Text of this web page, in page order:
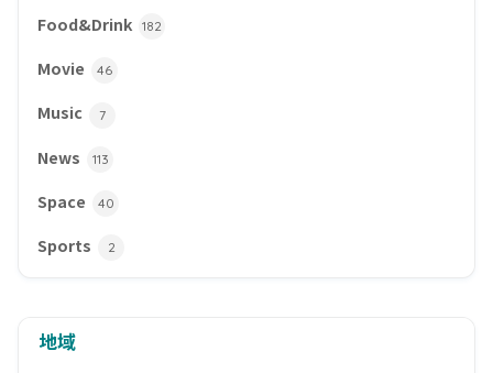
Food&Drink 182
Movie 46
Music 7
News 113
Space 40
Sports 2
地域